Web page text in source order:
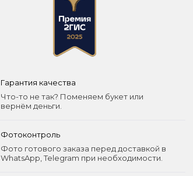
Гарантия качества
Что-то не так? Поменяем букет или
вернём деньги.
Фотоконтроль
Фото готового заказа перед доставкой в
WhatsApp, Telegram при необходимости.